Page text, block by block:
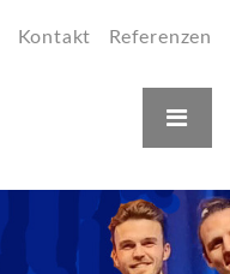
Kontakt Referenzen